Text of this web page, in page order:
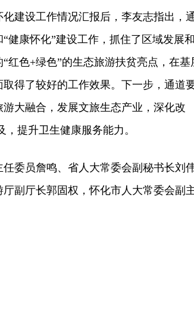
设工作情况汇报后，李友志指出，
健康怀化”建设工作，抓住了区域发展和
红色+绿色”的生态旅游扶贫亮点，在基
得了较好的工作效果。下一步，通道
大融合，发展文旅生态产业，深化改
提升卫生健康服务能力。
员詹鸣、省人大常委会副秘书长刘
副厅长郭固权，怀化市人大常委会副